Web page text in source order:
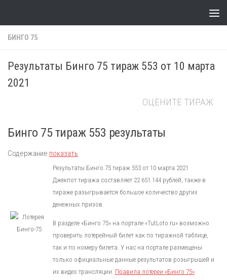
БИНГО 75
Результаты Бинго 75 тираж 553 от 10 марта
2021
ОЦЕНИТЕ ТИРАЖ
Бинго 75 тираж 553 результаты
Содержание показать
Результаты Бинго 75 тираж 553 от 10 марта 2021
Джекпот тиража составляет 22 651 144 рублей, также в
тираже разыгрывается большое количество других
денежных призов.
В разделе «Бинго 75» на портале «TutLoto.ru» возможно
проверить лотерейный билет как по тиражной таблице,
так и по номеру билета. У нас на портале размещены
только официальные данные результатов розыгрышей и
их видео трансляции. Правила лотереи «Бинго 75».